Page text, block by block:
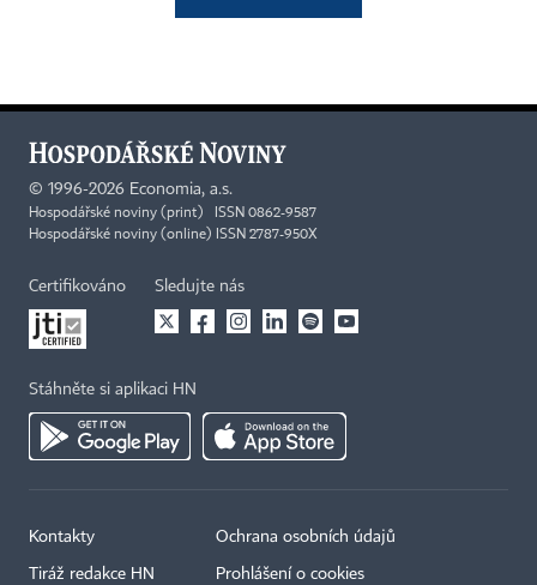
© 1996-2026 Economia, a.s.
Hospodářské noviny (print) ISSN 0862-9587
Hospodářské noviny (online) ISSN 2787-950X
Certifikováno Sledujte nás
Stáhněte si aplikaci HN
Kontakty
Tiráž redakce HN
Ochrana osobních údajů
Prohlášení o cookies